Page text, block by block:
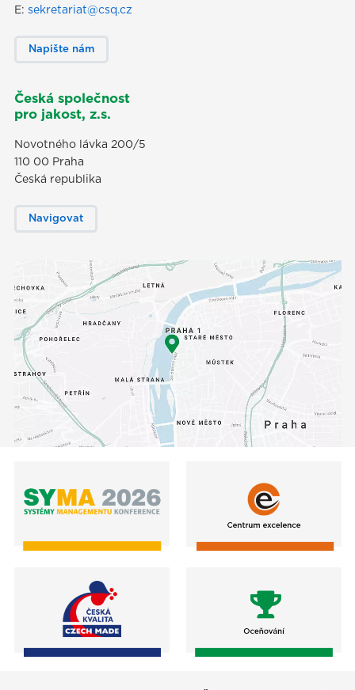
E: sekretariat@csq.cz
Napište nám
Česká společnost
pro jakost, z.s.
Novotného lávka 200/5
110 00 Praha
Česká republika
Navigovat